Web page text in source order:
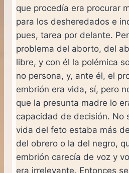
que procedía era procurar
para los desheredados e
pues, tarea por delante.
problema del aborto, del
libre, y con él la polémica
no persona, y, ante él, el
embrión era vida, sí, pero
que la presunta madre lo
capacidad de decisión. No
vida del feto estaba más
del obrero o la del negro,
embrión carecía de voz y
era irrelevante. Entonces